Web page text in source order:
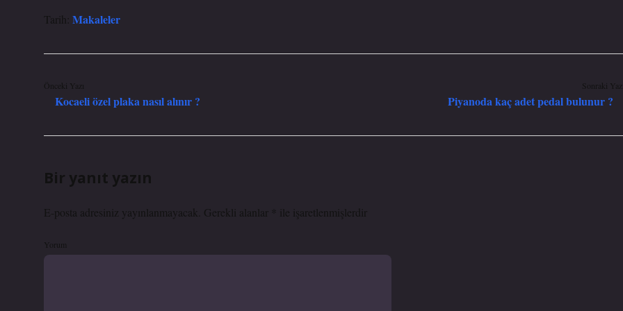
Tarih: Makaleler
Önceki Yazı
Kocaeli özel plaka nasıl alınır ?
Sonraki
Piyanoda kaç adet pedal bulunur ?
Bir yanıt yazın
E-posta adresiniz yayınlanmayacak. Gerekli alanlar ile işaretlenmişlerdir
Yorum